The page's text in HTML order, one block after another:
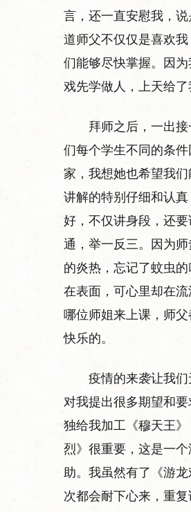
言，还一直安慰我，
道师父不仅仅是喜欢
们能够尽快掌握。因
戏先学做人，上天给
拜师之后，一出
们每个学生不同的条
家，我想她也希望我
讲解的特别仔细和认
好，不仅讲身段，还
通，举一反三。因为
的炎热，忘记了蚊虫
在表面，可心里却在
哪位师姐来上课，师
快乐的。
疫情的来袭让我
对我提出很多期望和
独给我加工《穆天王
烈》很重要，这是一
助。我虽然有了《游
次都会耐下心来，重